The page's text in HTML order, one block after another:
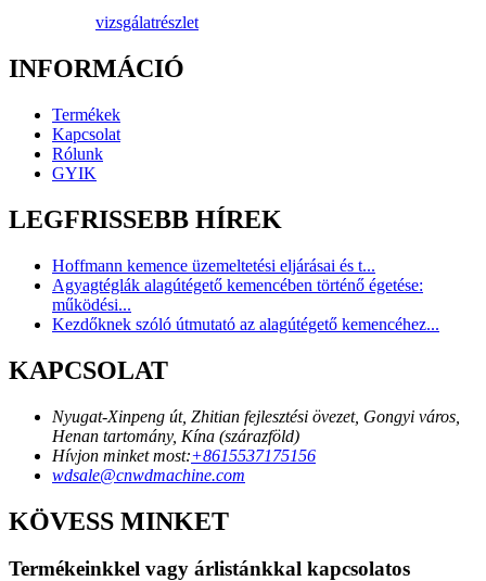
vizsgálatrészlet
INFORMÁCIÓ
Termékek
Kapcsolat
Rólunk
GYIK
LEGFRISSEBB HÍREK
Hoffmann kemence üzemeltetési eljárásai és t...
Agyagtéglák alagútégető kemencében történő égetése:
működési...
Kezdőknek szóló útmutató az alagútégető kemencéhez...
KAPCSOLAT
Nyugat-Xinpeng út, Zhitian fejlesztési övezet, Gongyi város,
Henan tartomány, Kína (szárazföld)
Hívjon minket most:+8615537175156
wdsale@cnwdmachine.com
KÖVESS MINKET
Termékeinkkel vagy árlistánkkal kapcsolatos